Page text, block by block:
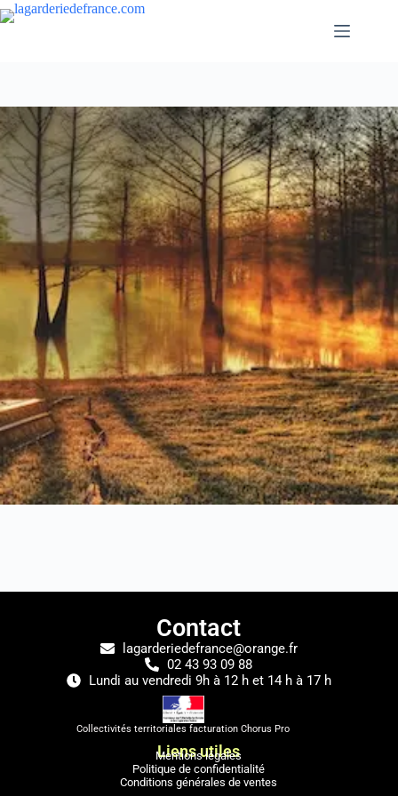
Contact
lagarderiedefrance@orange.fr
02 43 93 09 88
Lundi au vendredi 9h à 12 h et 14 h à 17 h
Collectivités territoriales facturation Chorus Pro
Liens utiles
Mentions légales
Politique de confidentialité
Conditions générales de ventes